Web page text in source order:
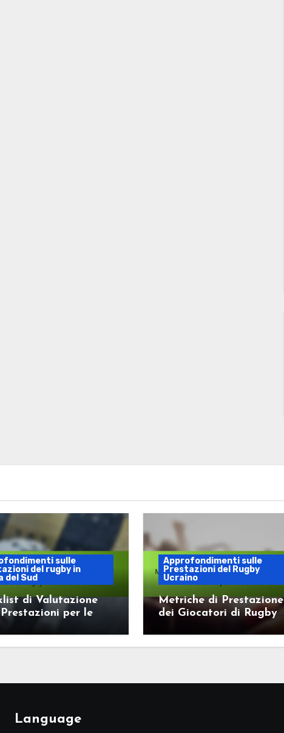
sulle
del rugby in
del Sud
di Valutazione
per le
del Sud
Approfondimenti sulle
Prestazioni del Rugby
Ucraino
Metriche di Prestazione
dei Giocatori di Rugby
Language